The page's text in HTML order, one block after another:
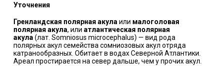
Уточнения
Гренландская полярная акулаили малоголовая
полярная акула, или атлантическая полярная
акула(лат. Somniosus microcephalus) — вид рода
полярных акул семейства сомниозовых акул отряда
катранообразных. Обитает в водах Северной Атлантики.
Ареал простирается на север дальше, чем у прочих акул.